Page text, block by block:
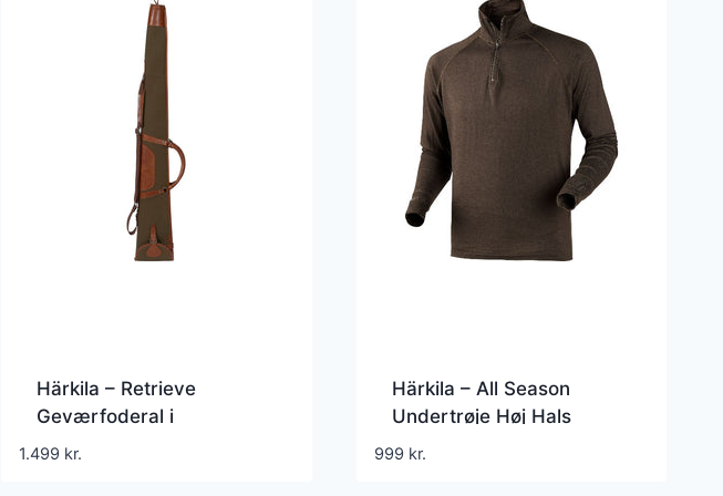
Härkila – Retrieve
Geværfoderal i
Kanvas/Læder
1.499 kr.
Härkila – All Season
Undertrøje Høj Hals
999 kr.